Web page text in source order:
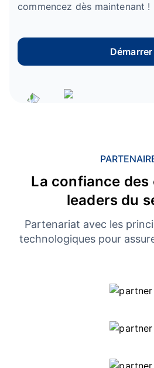
commencez dès maintenant !
Démarrer
La confiance
leaders du
Partenariat avec les
technologiques pour